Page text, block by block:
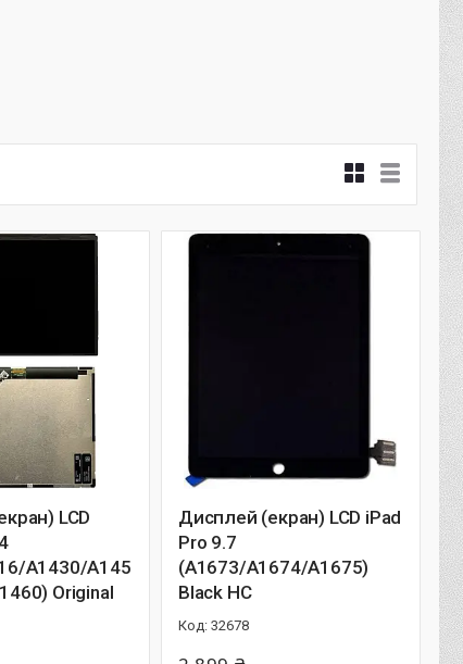
LCD
A1430/A145
Original
Дисплей (екран) LCD iPad
Pro 9.7
(A1673/A1674/A1675)
Black HC
32678